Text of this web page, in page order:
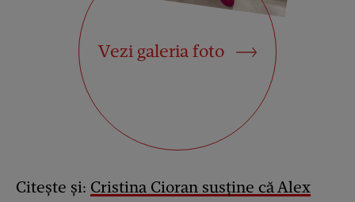
Vezi galeria foto
Citește și: Cristina Cioran susține că Alex